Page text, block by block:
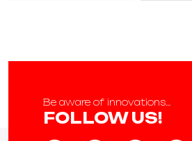
Be aware of innovations…
FOLLOW US!